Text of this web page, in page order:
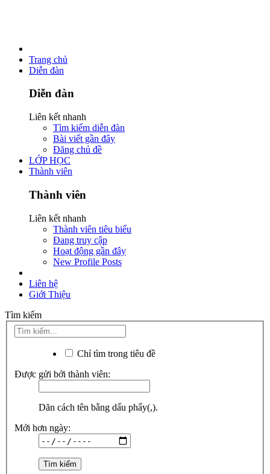
Trang chủ
Diễn đàn
Diễn đàn
Liên kết nhanh
Tìm kiếm diễn đàn
Bài viết gần đây
Đăng chủ đề
LỚP HỌC
Thành viên
Thành viên
Liên kết nhanh
Thành viên tiêu biểu
Đang truy cập
Hoạt động gần đây
New Profile Posts
Liên hệ
Giới Thiệu
Tìm kiếm
Chỉ tìm trong tiêu đề
Được gửi bởi thành viên:
Dãn cách tên bằng dấu phẩy(,).
Mới hơn ngày: